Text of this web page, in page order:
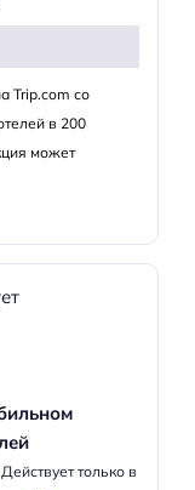
Trip.com со
в 200
может
только в